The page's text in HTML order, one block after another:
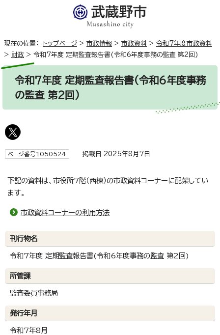
現在の位置： トップページ > 市政情報 > 市政資料 > 令和7年度市政資料
> 財政 > 令和7年度 定期監査報告書(令和6年度事務の監査 第2回)
令和7年度 定期監査報告書(令和6年度事務
の監査 第2回)
ページ番号1050524 掲載日 2025年8月7日
下記の資料は、市役所7階（西棟）の市政資料コーナーに配架してい
ます。
市政資料コーナーの利用方法
刊行物名
令和7年度 定期監査報告書(令和6年度事務の監査 第2回)
所管課
監査委員事務局
発行年月
令和7年8月